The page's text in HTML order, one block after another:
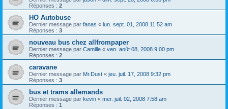
Réponses : 2
HO Autobuse
Dernier message par fanas « lun. sept. 01, 2008 11:52 am
Réponses : 3
nouveau bus chez allfrompaper
Dernier message par Camille « ven. août 08, 2008 9:00 pm
Réponses : 2
caravane
Dernier message par Mr.Dust « jeu. juil. 17, 2008 9:32 pm
Réponses : 3
bus et trams allemands
Dernier message par kevin « mer. juil. 02, 2008 7:58 am
Réponses : 1